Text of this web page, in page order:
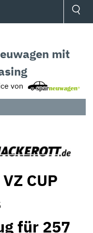
mit
von
CUP
für 257